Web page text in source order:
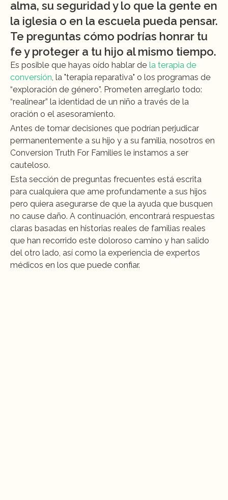
alma, su seguridad y lo que la gente en
la iglesia o en la escuela pueda pensar.
Te preguntas cómo podrías honrar tu
fe y proteger a tu hijo al mismo tiempo.
Es posible que hayas oído hablar de la terapia de
conversión, la "terapia reparativa" o los programas de
“exploración de género”. Prometen arreglarlo todo:
“realinear” la identidad de un niño a través de la
oración o el asesoramiento.
Antes de tomar decisiones que podrían perjudicar
permanentemente a su hijo y a su familia, nosotros en
Conversion Truth For Families le instamos a ser
cauteloso.
Esta sección de preguntas frecuentes está escrita
para cualquiera que ame profundamente a sus hijos
pero quiera asegurarse de que la ayuda que busquen
no cause daño. A continuación, encontrará respuestas
claras basadas en historias reales de familias reales
que han recorrido este doloroso camino y han salido
del otro lado, así como la experiencia de expertos
médicos en los que puede confiar.